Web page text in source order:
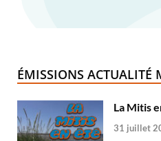
ÉMISSIONS ACTUALITÉ
La Mitis
31 juillet